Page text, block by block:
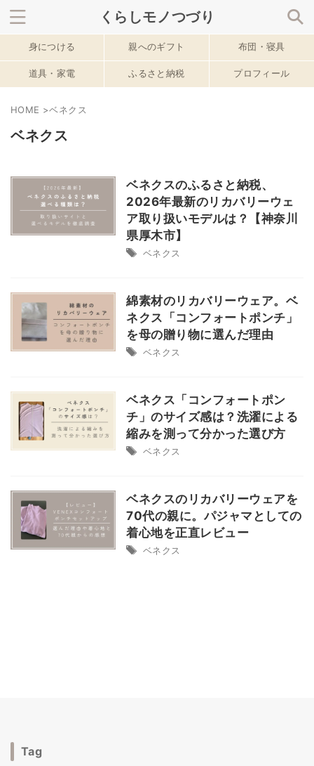
くらしモノつづり
サイト内を検索
春のおすすめ記事
スツール タイツ・レギンス パシーマ ベネクス
マタニティ レッグウォーマー
身につける 親へのギフト 布団・寝具
道具・家電 ふるさと納税 プロフィール
HOME >ベネクス
ベネクス
ベネクスのふるさと納税、
2026年最新のリカバリーウェ
ア取り扱いモデルは？【神奈川
県厚木市】
ベネクス
綿素材のリカバリーウェア。ベ
ネクス「コンフォートポンチ」
を母の贈り物に選んだ理由
ベネクス
ベネクス「コンフォートポン
チ」のサイズ感は？洗濯による
縮みを測って分かった選び方
ベネクス
ベネクスのリカバリーウェアを
70代の親に。パジャマとしての
着心地を正直レビュー
ベネクス
Tag